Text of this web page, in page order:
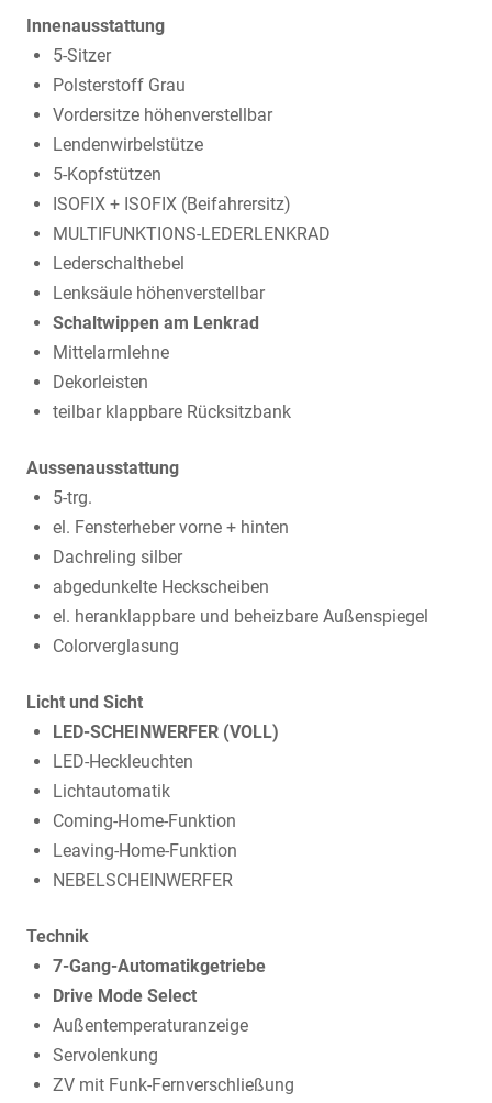
Innenausstattung
5-Sitzer
Polsterstoff Grau
Vordersitze höhenverstellbar
Lendenwirbelstütze
5-Kopfstützen
ISOFIX + ISOFIX (Beifahrersitz)
MULTIFUNKTIONS-LEDERLENKRAD
Lederschalthebel
Lenksäule höhenverstellbar
Schaltwippen am Lenkrad
Mittelarmlehne
Dekorleisten
teilbar klappbare Rücksitzbank
Aussenausstattung
5-trg.
el. Fensterheber vorne + hinten
Dachreling silber
abgedunkelte Heckscheiben
el. heranklappbare und beheizbare Außenspiegel
Colorverglasung
Licht und Sicht
LED-SCHEINWERFER (VOLL)
LED-Heckleuchten
Lichtautomatik
Coming-Home-Funktion
Leaving-Home-Funktion
NEBELSCHEINWERFER
Technik
7-Gang-Automatikgetriebe
Drive Mode Select
Außentemperaturanzeige
Servolenkung
ZV mit Funk-Fernverschließung